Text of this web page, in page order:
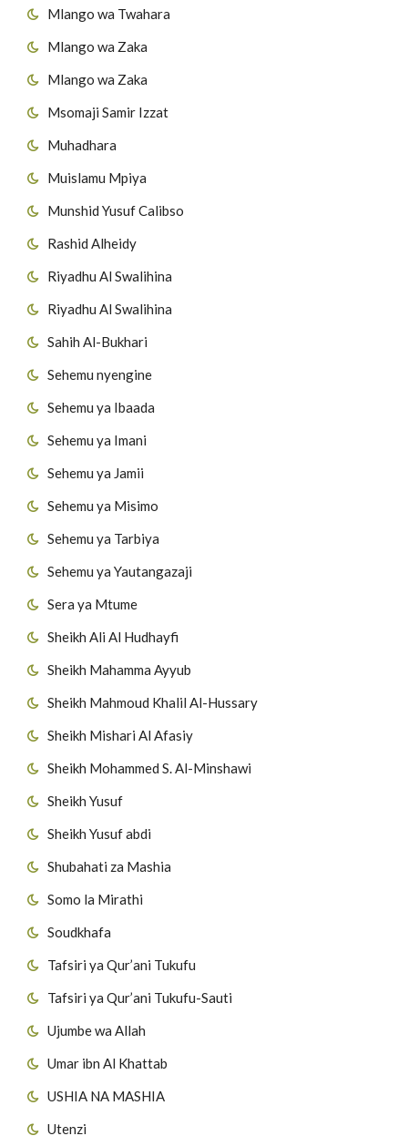
Mlango wa Twahara
Mlango wa Zaka
Mlango wa Zaka
Msomaji Samir Izzat
Muhadhara
Muislamu Mpiya
Munshid Yusuf Calibso
Rashid Alheidy
Riyadhu Al Swalihina
Riyadhu Al Swalihina
Sahih Al-Bukhari
Sehemu nyengine
Sehemu ya Ibaada
Sehemu ya Imani
Sehemu ya Jamii
Sehemu ya Misimo
Sehemu ya Tarbiya
Sehemu ya Yautangazaji
Sera ya Mtume
Sheikh Ali Al Hudhayfi
Sheikh Mahamma Ayyub
Sheikh Mahmoud Khalil Al-Hussary
Sheikh Mishari Al Afasiy
Sheikh Mohammed S. Al-Minshawi
Sheikh Yusuf
Sheikh Yusuf abdi
Shubahati za Mashia
Somo la Mirathi
Soudkhafa
Tafsiri ya Qur’ani Tukufu
Tafsiri ya Qur’ani Tukufu-Sauti
Ujumbe wa Allah
Umar ibn Al Khattab
USHIA NA MASHIA
Utenzi